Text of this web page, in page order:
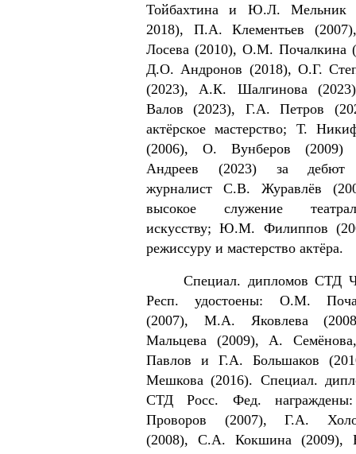
Тойбахтина и Ю.Л. Мельник
2018), П.А. Клементьев
Лосева (2010), О.М. Почалкина
Д.О. Андронов (2018), О.Г.
(2023), А.К. Шалгинова
Валов (2023), Г.А. Петров
актёрское мастерство; Т.
(2006), О. Вунберов
Андреев (2023) за дебют
журналист С.В. Журавлёв
высокое служение
искусству; Ю.М. Филиппов
режиссуру и мастерство актёра.
Специал. дипломов СТД
Респ. удостоены: О.М.
(2007), М.А. Яковлева
Мальцева (2009), А.
Павлов и Г.А. Большаков
Мешкова (2016). Специал.
СТД Росс. Фед.
Проворов (2007),Г.А.
(2008), С.А. Кокшина